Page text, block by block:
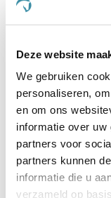
Deze website
We gebruiken
personaliseren,
en om ons
informatie over
partners voor
partners kunnen
informatie die u
verzameld op